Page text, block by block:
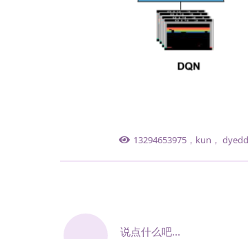
13294653975 ， kun ， dyedd
说点什么吧...